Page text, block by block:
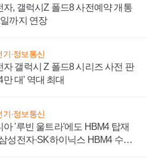
자, 갤럭시Z 폴드8 사전예약 개통
까지 연장
기·정보통신
자 갤럭시 Z 폴드8 시리즈 사전 판
만 대' 역대 최대
기·정보통신
아 '루빈 울트라'에도 HBM4 탑재
성전자·SK하이닉스 HBM4 수율